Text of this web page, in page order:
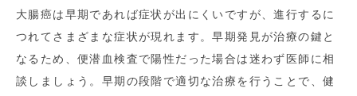
大腸癌は早期であれば症状が出にくいですが、進行するに
つれてさまざまな症状が現れます。早期発見が治療の鍵と
なるため、便潜血検査で陽性だった場合は迷わず医師に相
談しましょう。早期の段階で適切な治療を行うことで、健